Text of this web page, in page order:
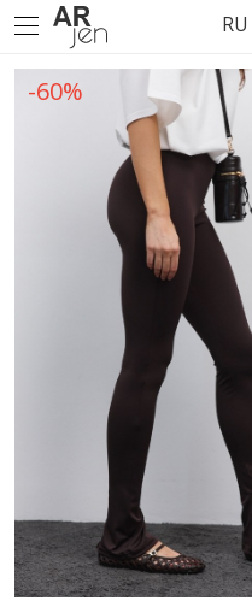
RU
-60%